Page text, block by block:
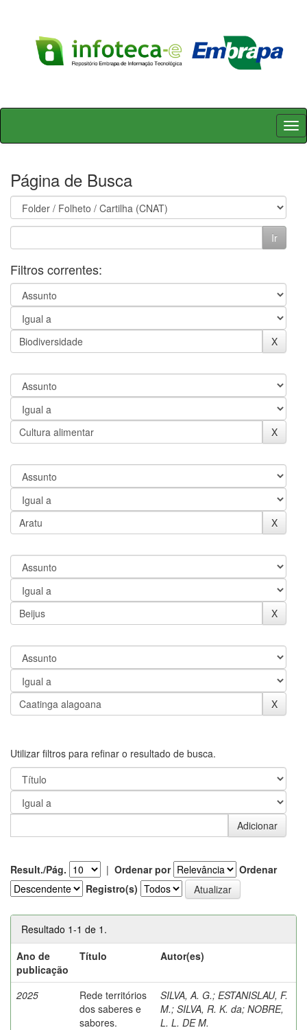
Skip
Página de Busca
Filtros correntes:
Utilizar filtros para refinar o resultado de busca.
Result./Pág. | Ordenar por
Ordenar
Registro(s)
Resultado 1-1 de 1.
Ano de
publicação
Título Autor(es)
2025
Rede territórios
dos saberes e
sabores.
SILVA, A. G.; ESTANISLAU, F.
M.; SILVA, R. K. da; NOBRE,
L. L. DE M.